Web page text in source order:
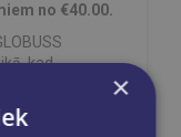
no €40.00.
kad
×